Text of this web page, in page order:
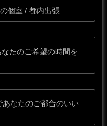
個室 / 都内出張
たのご希望の時間を
なたのご都合のいい